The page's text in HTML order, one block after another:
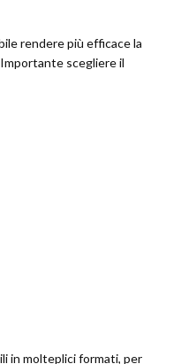
rendere più efficace la
scegliere il
in molteplici formati, per